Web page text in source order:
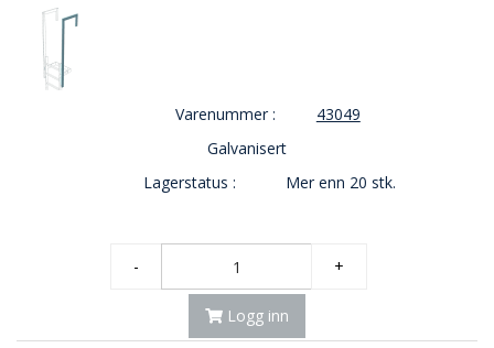
Varenummer :
43049
Galvanisert
Lagerstatus :
Mer enn 20 stk.
- +
Logg inn